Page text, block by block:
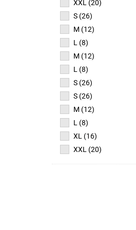
XXL (20)
S (26)
M (12)
L (8)
M (12)
L (8)
S (26)
S (26)
M (12)
L (8)
XL (16)
XXL (20)